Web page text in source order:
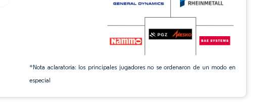
*Nota aclaratoria: los principales jugadores no se ordenaron de un modo en
especial